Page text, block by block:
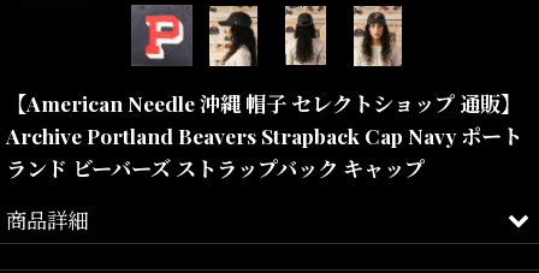
【American Needle 沖縄 帽子 セレクトショップ 通販】
Archive Portland Beavers Strapback Cap Navy ポート
ランド ビーバーズ ストラップバック キャップ
商品詳細